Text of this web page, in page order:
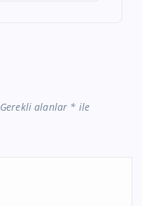
Gerekli alanlar * ile